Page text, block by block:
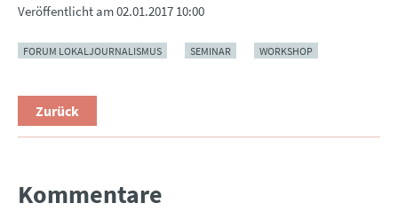
Veröffentlicht am02.01.2017 10:00
FORUM LOKALJOURNALISMUS SEMINAR WORKSHOP
Zurück
Kommentare